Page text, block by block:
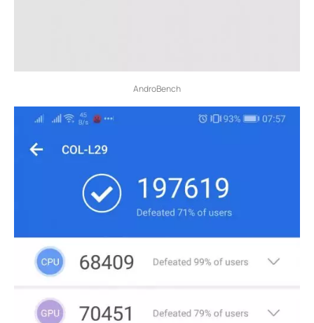
AndroBench